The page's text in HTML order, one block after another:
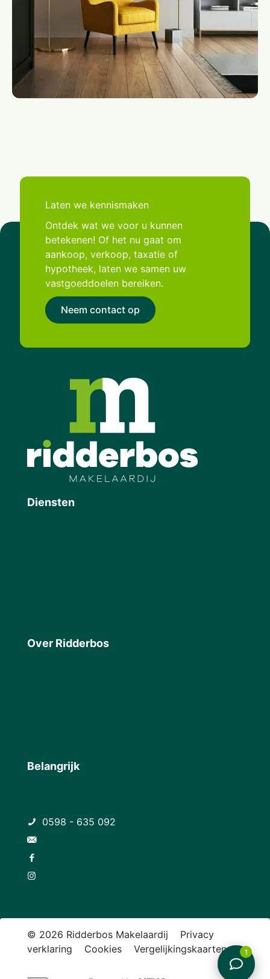
Laten we kennismaken
Ontdek wat we voor u kunnen
betekenen! Of het nu gaat om
aankoop, verkoop, taxatie of
hypotheek, laten we samen uw
vastgoeddoelen bereiken.
Neem contact op
Diensten
Over Ridderbos
Belangrijk
0598 - 635 092
© 2026 Ridderbos Makelaardij Privacy
verklaring
Cookies Vergelijkingskaarten 1